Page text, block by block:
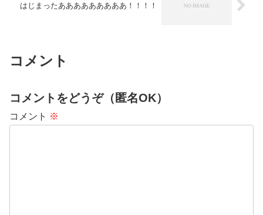
はじまったあああああああああ！！！！
コメント
コメントをどうぞ（匿名OK）
コメント ※